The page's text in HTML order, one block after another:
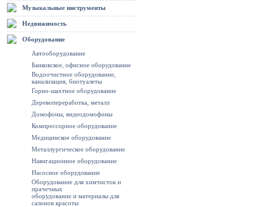
Музыкальные инструменты
Недвижимость
Оборудование
Автооборудование
Банковское, офисное оборудование
Водоочистное оборудование,
канализация, биотуалеты
Горно-шахтное оборудование
Деревопереработка, металл
Домофоны, видеодомофоны
Компрессорное оборудование
Медицинское оборудование
Металлургическое оборудование
Навигационное оборудование
Насосное оборудование
Оборудование для химчисток и
прачечных
оборудование и материалы для
салонов красоты